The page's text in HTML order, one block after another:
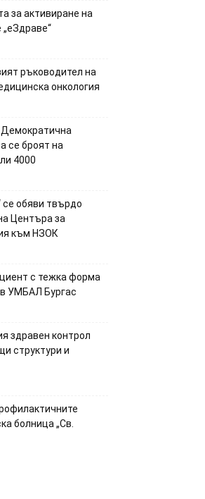
за активиране на
ръководител на
онкология
Демократична
се броят на
4000
обяви твърдо
Центъра за
към НЗОК
с тежка форма
УМБАЛ Бургас
здравен контрол
структури и
болница „Св.